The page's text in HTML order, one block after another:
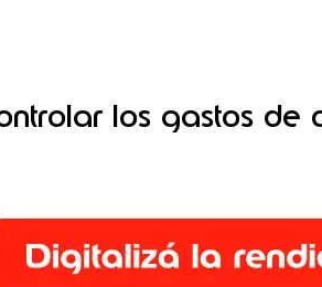
los gastos